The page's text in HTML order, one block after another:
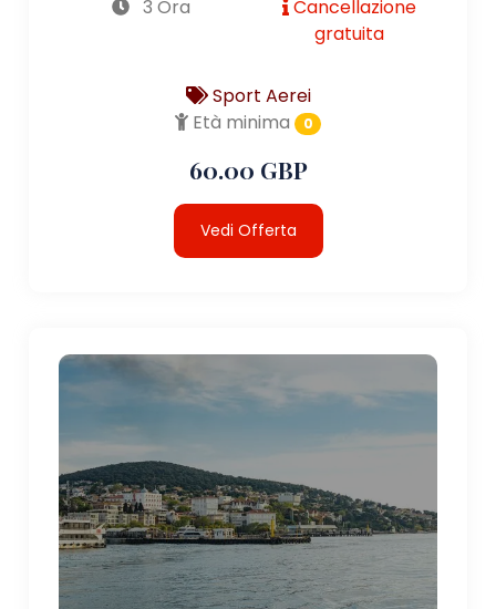
3 Ora
Cancellazione
gratuita
Sport Aerei
Età minima
0
60.00 GBP
Vedi Offerta